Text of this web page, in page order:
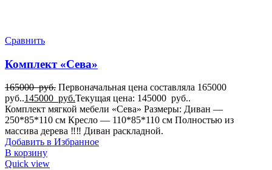
Сравнить
Комплект «Сева»
165000руб. Первоначальная цена составляла 165000
руб..145000 руб.Текущая цена: 145000 руб..
Комплект мягкой мебели «Сева» Размеры: Диван —
250*85*110 см Кресло — 110*85*110 см Полностью из
массива дерева ‼️‼️ Диван раскладной.
Добавить в Избранное
В корзину
Quick view